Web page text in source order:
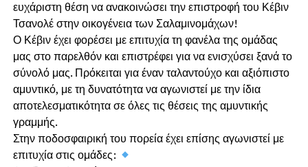
ευχάριστη θέση να ανακοινώσει την επιστροφή του Κέβιν
Τσανολέ στην οικογένεια των Σαλαμινομάχων!
Ο Κέβιν έχει φορέσει με επιτυχία τη φανέλα της ομάδας
μας στο παρελθόν και επιστρέφει για να ενισχύσει ξανά το
σύνολό μας. Πρόκειται για έναν ταλαντούχο και αξιόπιστο
αμυντικό, με τη δυνατότητα να αγωνιστεί με την ίδια
αποτελεσματικότητα σε όλες τις θέσεις της αμυντικής
γραμμής.
Στην ποδοσφαιρική του πορεία έχει επίσης αγωνιστεί με
επιτυχία στις ομάδες: